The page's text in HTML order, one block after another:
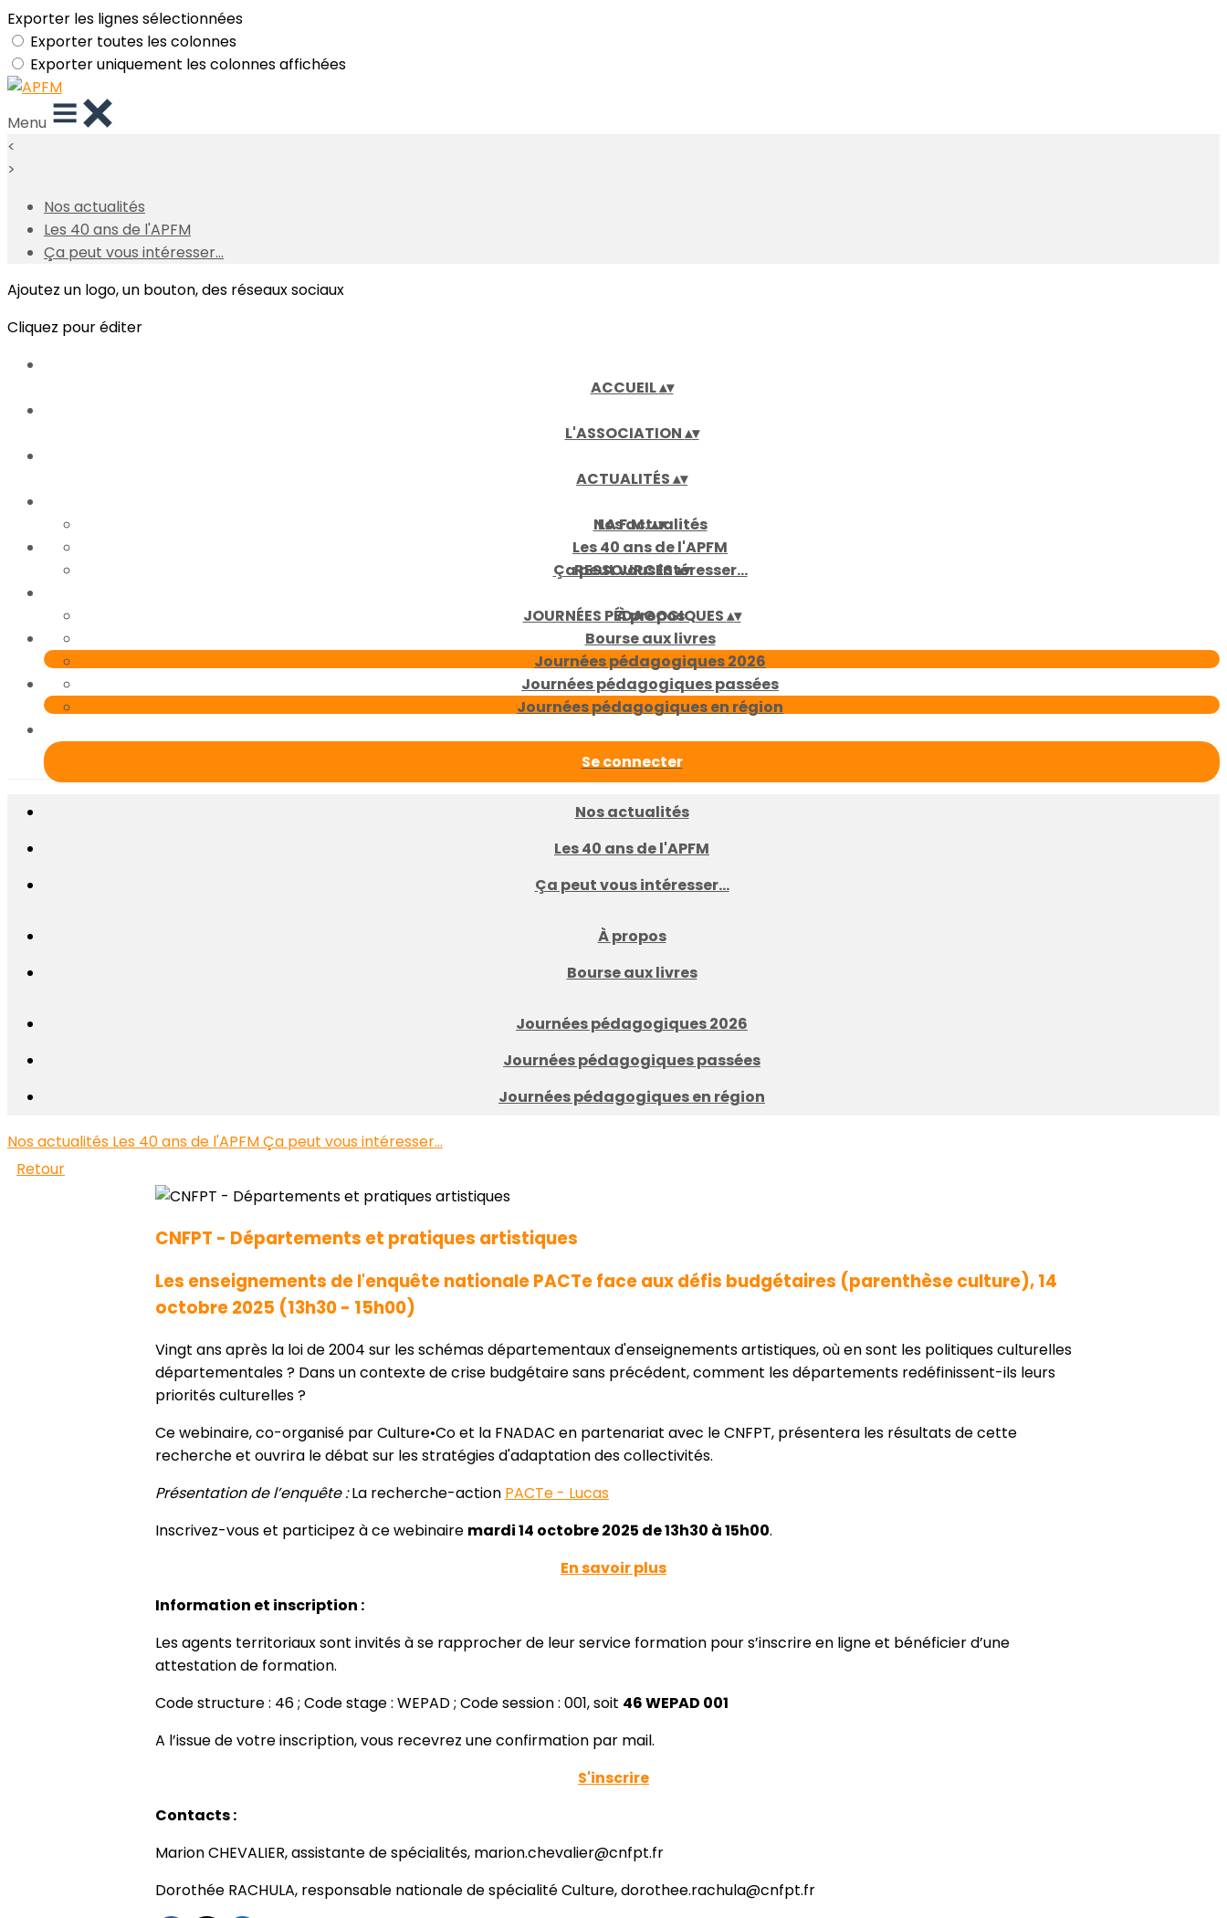
Exporter les lignes sélectionnées
Exporter toutes les colonnes
Exporter uniquement les colonnes affichées
Menu
<
>
Nos actualités
Les 40 ans de l'APFM
Ça peut vous intéresser...
Ajoutez un logo, un bouton, des réseaux sociaux
Cliquez pour éditer
ACCUEIL▴▾
L'ASSOCIATION▴▾
ACTUALITÉS▴▾
Nos actualités
Les 40 ans de l'APFM
Ça peut vous intéresser...
LA F.M.▴▾
RESSOURCES▴▾
À propos
Bourse aux livres
JOURNÉES PÉDAGOGIQUES▴▾
Journées pédagogiques 2026
Journées pédagogiques passées
Journées pédagogiques en région
Se connecter
Nos actualités
Les 40 ans de l'APFM
Ça peut vous intéresser...
À propos
Bourse aux livres
Journées pédagogiques 2026
Journées pédagogiques passées
Journées pédagogiques en région
Nos actualités Les 40 ans de l'APFMÇa peut vous intéresser...
Retour
CNFPT - Départements et pratiques artistiques
Les enseignements de l'enquête nationale PACTe face aux défis budgétaires (parenthèse culture), 14
octobre 2025 (13h30 - 15h00)
Vingt ans après la loi de 2004 sur les schémas départementaux d'enseignements artistiques, où en sont les politiques culturelles
départementales ? Dans un contexte de crise budgétaire sans précédent, comment les départements redéfinissent-ils leurs
priorités culturelles ?
Ce webinaire, co-organisé par Culture•Co et la FNADAC en partenariat avec le CNFPT, présentera les résultats de cette
recherche et ouvrira le débat sur les stratégies d'adaptation des collectivités.
Présentation de l’enquête :La recherche-action PACTe - Lucas
Inscrivez-vous et participez à ce webinaire mardi 14 octobre 2025 de 13h30 à 15h00.
En savoir plus
Information et inscription :
Les agents territoriaux sont invités à se rapprocher de leur service formation pour s’inscrire en ligne et bénéficier d’une
attestation de formation.
Code structure : 46 ; Code stage : WEPAD ; Code session : 001, soit 46 WEPAD 001
A l’issue de votre inscription, vous recevrez une confirmation par mail.
S'inscrire
Contacts :
Marion CHEVALIER, assistante de spécialités, marion.chevalier@cnfpt.fr
Dorothée RACHULA, responsable nationale de spécialité Culture, dorothee.rachula@cnfpt.fr